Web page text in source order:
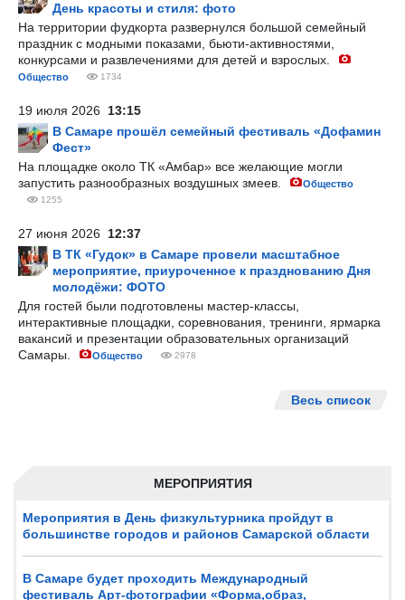
МЕРОПРИЯТИЯ
Мероприятия в День физкультурника пройдут в
большинстве городов и районов Самарской области
В Самаре будет проходить Международный
фестиваль Арт-фотографии «Форма,образ,
День красоты и стиля: фото
На территории фудкорта развернулся большой семейный
праздник с модными показами, бьюти-активностями,
конкурсами и развлечениями для детей и взрослых.
Общество 1734
19 июля 2026 13:15
В Самаре прошёл семейный фестиваль «Дофамин
Фест»
На площадке около ТК «Амбар» все желающие могли
запустить разнообразных воздушных змеев.
Общество
1255
27 июня 2026 12:37
В ТК «Гудок» в Самаре провели масштабное
мероприятие, приуроченное к празднованию Дня
молодёжи: ФОТО
Для гостей были подготовлены мастер-классы,
интерактивные площадки, соревнования, тренинги, ярмарка
вакансий и презентации образовательных организаций
Самары.
Общество 2978
Весь список